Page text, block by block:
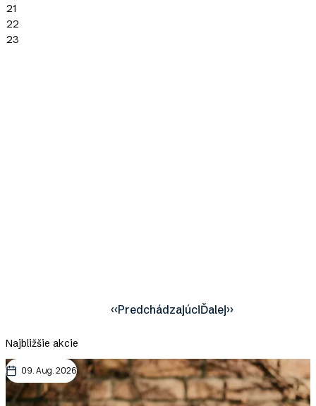
21
22
23
‹‹PredchádzajúciĎalej››
Najbližšie akcie
09. Aug. 2026